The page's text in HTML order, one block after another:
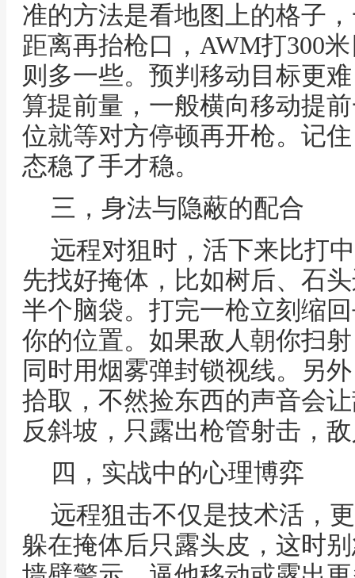
准的方法是看地图上的格子
距离再抬枪口，AWM打300
则多一些。预判移动目标更
算提前量，一般横向移动提
位就等对方停顿再开枪。记
态稳了手才稳。
三，身法与隐蔽的配合
远程对狙时，活下来比打
先找好掩体，比如树后、石
半个脑袋。打完一枪立刻缩
你的位置。如果敌人朝你扫
同时用烟雾弹封锁视线。另
拾取，不然捡东西的声音会
反斜坡，只露出枪管射击，
四，实战中的心理博弈
远程狙击不仅是技术活，
躲在掩体后只露头皮，这时